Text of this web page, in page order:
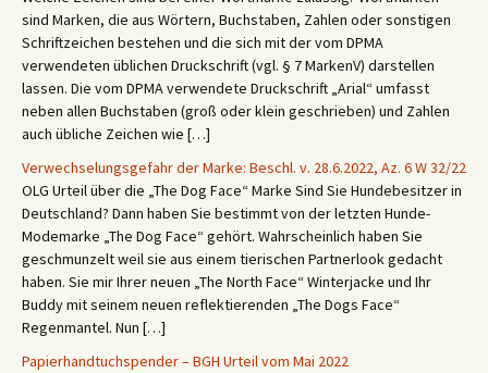
sind Marken, die aus Wörtern, Buchstaben, Zahlen oder sonstigen
Schriftzeichen bestehen und die sich mit der vom DPMA
verwendeten üblichen Druckschrift (vgl. § 7 MarkenV) darstellen
lassen. Die vom DPMA verwendete Druckschrift „Arial“ umfasst
neben allen Buchstaben (groß oder klein geschrieben) und Zahlen
auch übliche Zeichen wie […]
Verwechselungsgefahr der Marke: Beschl. v. 28.6.2022, Az. 6 W 32/22
OLG Urteil über die „The Dog Face“ Marke Sind Sie Hundebesitzer in
Deutschland? Dann haben Sie bestimmt von der letzten Hunde-
Modemarke „The Dog Face“ gehört. Wahrscheinlich haben Sie
geschmunzelt weil sie aus einem tierischen Partnerlook gedacht
haben. Sie mir Ihrer neuen „The North Face“ Winterjacke und Ihr
Buddy mit seinem neuen reflektierenden „The Dogs Face“
Regenmantel. Nun […]
Papierhandtuchspender – BGH Urteil vom Mai 2022